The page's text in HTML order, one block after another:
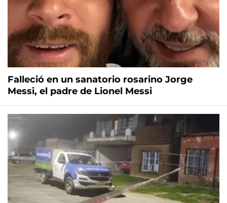
Falleció en un sanatorio rosarino Jorge
Messi, el padre de Lionel Messi